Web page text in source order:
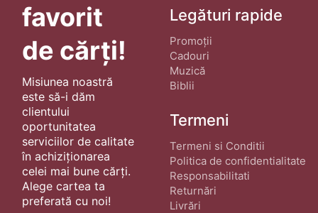
favorit
de cărți!
Misiunea noastră
este să-i dăm
clientului
oportunitatea
serviciilor de calitate
în achiziționarea
celei mai bune cărți.
Alege cartea ta
preferată cu noi!
Legături rapide
Promoții
Cadouri
Muzică
Biblii
Termeni
Termeni si Conditii
Politica de confidentialitate
Responsabilitati
Returnări
Livrări